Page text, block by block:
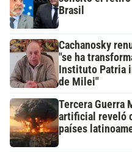
Brasil
Cachanosky
"se ha
Instituto Patria
de Milei"
Tercera Guerra
artificial reveló
países